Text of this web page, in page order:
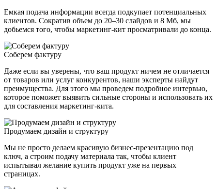
Емкая подача информации всегда подкупает потенциальных
клиентов. Сократив объем до 20–30 слайдов и 8 Мб, мы
добьемся того, чтобы маркетинг-кит просматривали до конца.
Соберем фактуру
Даже если вы уверены, что ваш продукт ничем не отличается
от товаров или услуг конкурентов, наши эксперты найдут
преимущества. Для этого мы проведем подробное интервью,
которое поможет выявить сильные стороны и использовать их
для составления маркетинг-кита.
Продумаем дизайн и структуру
Мы не просто делаем красивую бизнес-презентацию под
ключ, а строим подачу материала так, чтобы клиент
испытывал желание купить продукт уже на первых
страницах.